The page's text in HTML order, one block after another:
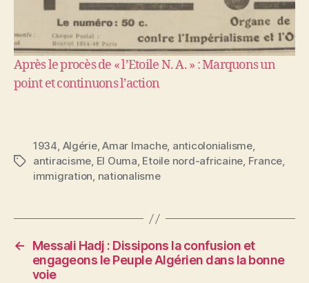
Après le procès de « l’Etoile N. A. » : Marquons un
point et continuons l’action
Étiquettes
1934, Algérie,Amar Imache, anticolonialisme,
antiracisme, El Ouma, Etoile nord-africaine, France,
immigration, nationalisme
←
Messali Hadj : Dissipons la confusion et
engageons le Peuple Algérien dans la bonne
voie